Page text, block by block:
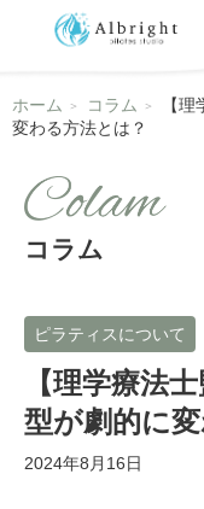
ホーム コラム
【
変わる方法とは？
コラム
ピラティスについて
【理学療法
型が劇的に
2024年8月16日